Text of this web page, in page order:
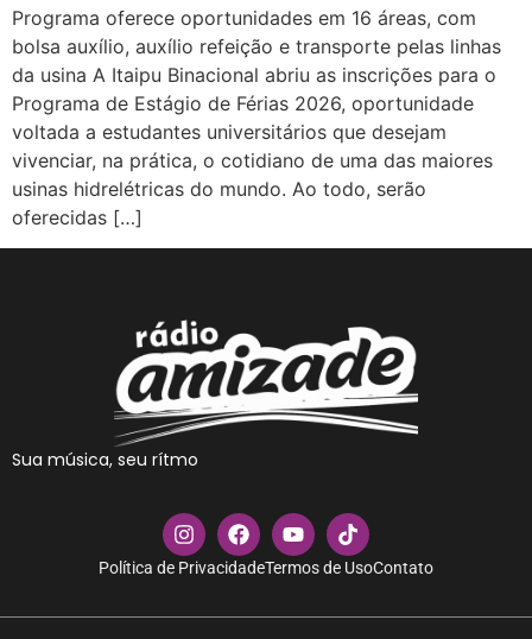
Programa oferece oportunidades em 16 áreas, com
bolsa auxílio, auxílio refeição e transporte pelas linhas
da usina A Itaipu Binacional abriu as inscrições para o
Programa de Estágio de Férias 2026, oportunidade
voltada a estudantes universitários que desejam
vivenciar, na prática, o cotidiano de uma das maiores
usinas hidrelétricas do mundo. Ao todo, serão
oferecidas […]
Sua música, seu rítmo
Política de PrivacidadeTermos de UsoContato